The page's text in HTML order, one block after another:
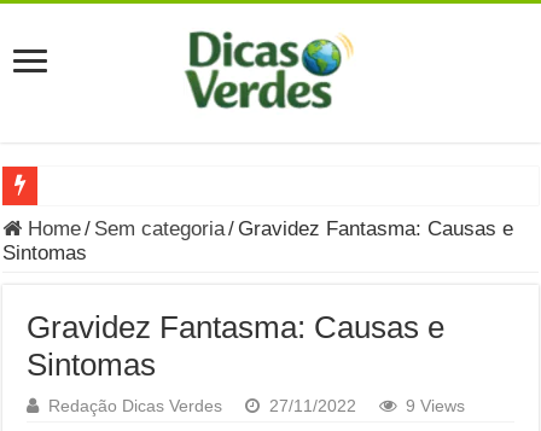
Grávida Pode Comer Pastrami? Saiba Quando o Consumo é
Você sabe o que é uma Economia Circular?
Carta Psicografada de Isabella Nardoni : O que Diz a
Grávida pode comer picles e alimentos em conserva durante
Home/ Sem categoria/ Gravidez Fantasma: Causas e
Sintomas
Gravidez Fantasma: Causas e
Sintomas
Redação Dicas Verdes 27/11/2022 9 Views